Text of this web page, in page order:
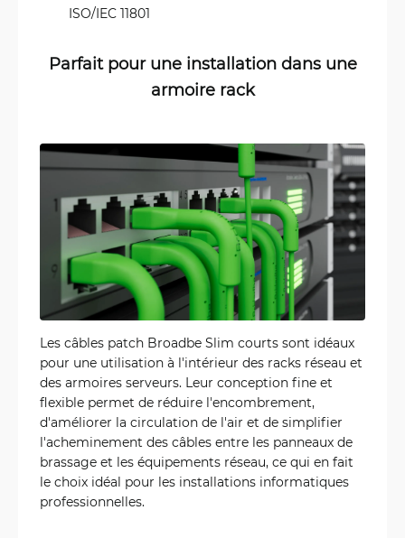
ISO/IEC 11801
Parfait pour une installation dans une
armoire rack
Les câbles patch Broadbe Slim courts sont idéaux
pour une utilisation à l'intérieur des racks réseau et
des armoires serveurs. Leur conception fine et
flexible permet de réduire l'encombrement,
d'améliorer la circulation de l'air et de simplifier
l'acheminement des câbles entre les panneaux de
brassage et les équipements réseau, ce qui en fait
le choix idéal pour les installations informatiques
professionnelles.